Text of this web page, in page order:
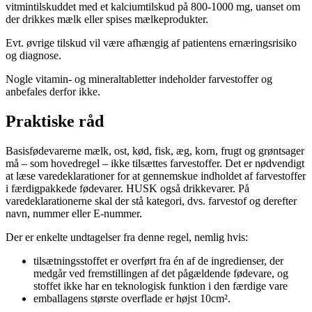
vitmintilskuddet med et kalciumtilskud på 800-1000 mg, uanset om
der drikkes mælk eller spises mælkeprodukter.
Evt. øvrige tilskud vil være afhængig af patientens ernæringsrisiko
og diagnose.
Nogle vitamin- og mineraltabletter indeholder farvestoffer og
anbefales derfor ikke.
Praktiske råd
Basisfødevarerne mælk, ost, kød, fisk, æg, korn, frugt og grøntsager
må – som hovedregel – ikke tilsættes farvestoffer. Det er nødvendigt
at læse varedeklarationer for at gennemskue indholdet af farvestoffer
i færdigpakkede fødevarer. HUSK også drikkevarer. På
varedeklarationerne skal der stå kategori, dvs. farvestof og derefter
navn, nummer eller E-nummer.
Der er enkelte undtagelser fra denne regel, nemlig hvis:
tilsætningsstoffet er overført fra én af de ingredienser, der
medgår ved fremstillingen af det pågældende fødevare, og
stoffet ikke har en teknologisk funktion i den færdige vare
emballagens største overflade er højst 10cm².